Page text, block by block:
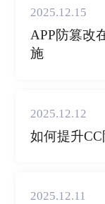
2025.12.15
APP防篡改
施
2025.12.12
如何提升
2025.12.11